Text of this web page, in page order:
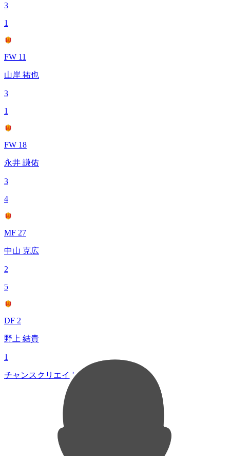
3
1
FW 11
山岸 祐也
3
1
FW 18
永井 謙佑
3
4
MF 27
中山 克広
2
5
DF 2
野上 結貴
1
チャンスクリエイト総数